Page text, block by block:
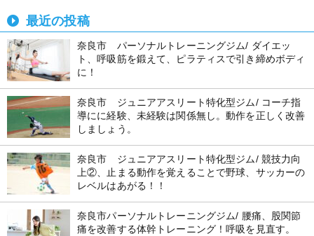
最近の投稿
奈良市 パーソナルトレーニングジム/ ダイエッ
ト、呼吸筋を鍛えて、ピラティスで引き締めボディ
に！
奈良市 ジュニアアスリート特化型ジム/ コーチ指
導にに経験、未経験は関係無し。動作を正しく改善
しましょう。
奈良市 ジュニアアスリート特化型ジム/ 競技力向
上②、止まる動作を覚えることで野球、サッカーの
レベルはあがる！！
奈良市パーソナルトレーニングジム/ 腰痛、股関節
痛を改善する体幹トレーニング！呼吸を見直す。